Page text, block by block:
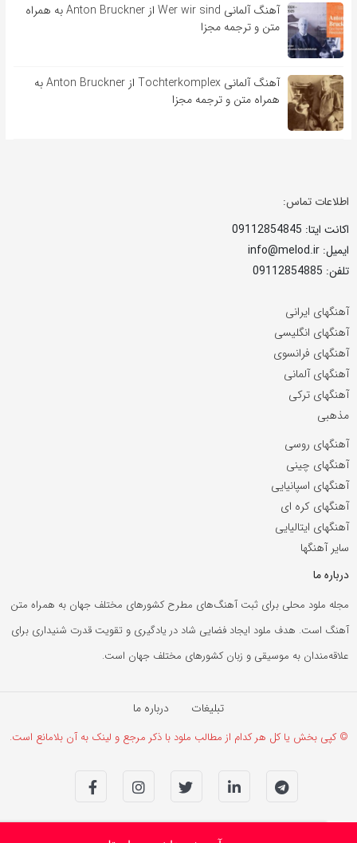
آهنگ آلمانی Wer wir sind از Anton Bruckner به همراه
متن و ترجمه مجزا
آهنگ آلمانی Tochterkomplex از Anton Bruckner به
همراه متن و ترجمه مجزا
اطلاعات تماس:
اکانت ایتا: 09112854845
ایمیل: info@melod.ir
تلفن: 09112854885
آهنگهای ایرانی
آهنگهای انگلیسی
آهنگهای فرانسوی
آهنگهای آلمانی
آهنگهای ترکی
مذهبی
آهنگهای روسی
آهنگهای چینی
آهنگهای اسپانیایی
آهنگهای کره ای
آهنگهای ایتالیایی
سایر آهنگها
درباره ما
مجله ملود محلی برای ثبت آهنگ‌های مطرح کشورهای مختلف جهان به همراه متن
آهنگ است. هدف ملود ایجاد فضایی شاد در یادگیری و تقویت قدرت شنیداری برای
علاقه‌مندان به موسیقی و زبان کشورهای مختلف جهان است.
تبلیغات درباره ما
© کپی بخش یا کل هر کدام از مطالب ملود با ذکر مرجع و لینک به آن بلامانع است.